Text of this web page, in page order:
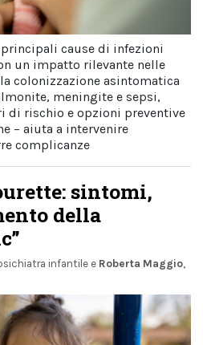
cause di infezioni
un impatto rilevante nelle
colonizzazione asintomatica
meningite e sepsi,
di rischio e opzioni preventive
– aiuta a intervenire
complicanze
sintomi,
della
infantile e Roberta Maggio